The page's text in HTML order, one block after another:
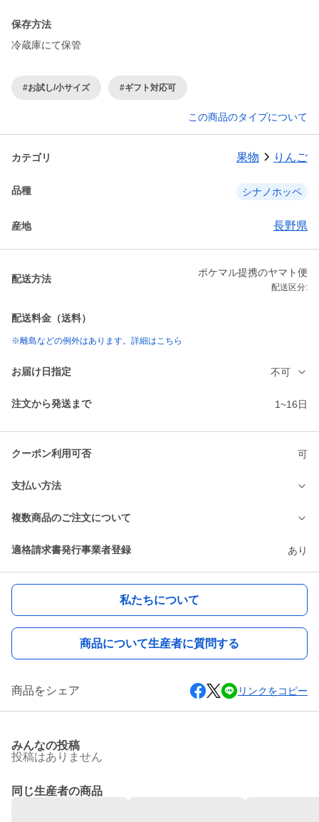
保存方法
冷蔵庫にて保管
#お試し/小サイズ #ギフト対応可
この商品のタイプについて
カテゴリ 果物 りんご
品種 シナノホッペ
産地 長野県
配送方法
ポケマル提携のヤマト便
配送区分:
配送料金（送料）
※離島などの例外はあります。詳細はこちら
お届け日指定 不可
注文から発送まで 1~16日
クーポン利用可否 可
支払い方法
複数商品のご注文について
適格請求書発行事業者登録 あり
私たちについて
商品について生産者に質問する
商品をシェア リンクをコピー
みんなの投稿
投稿はありません
同じ生産者の商品